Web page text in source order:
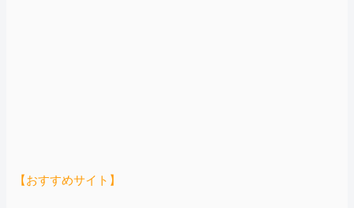
【おすすめサイト】